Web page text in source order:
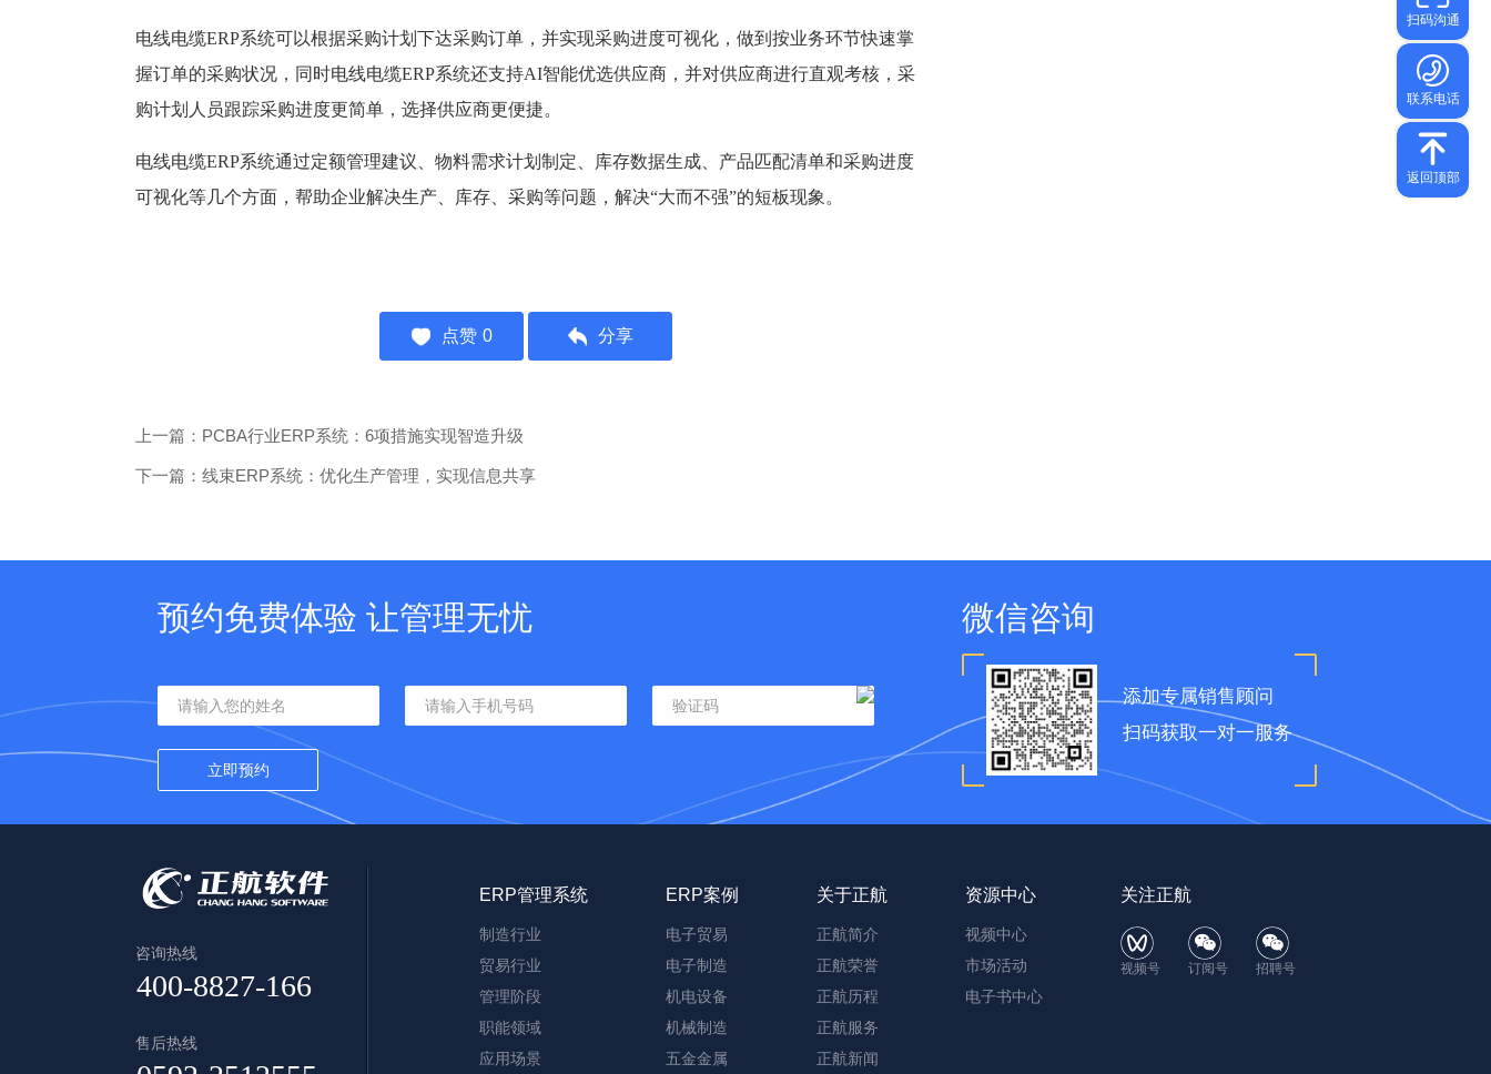
电线电缆ERP系统可以根据采购计划下达采购订单，并实现采购进度可视化，做到按业务环节快速掌
握订单的采购状况，同时电线电缆ERP系统还支持AI智能优选供应商，并对供应商进行直观考核，采
购计划人员跟踪采购进度更简单，选择供应商更便捷。
电线电缆ERP系统通过定额管理建议、物料需求计划制定、库存数据生成、产品匹配清单和采购进度
可视化等几个方面，帮助企业解决生产、库存、采购等问题，解决“大而不强”的短板现象。
点赞 0 分享
上一篇：PCBA行业ERP系统：6项措施实现智造升级
下一篇：线束ERP系统：优化生产管理，实现信息共享
预约免费体验 让管理无忧 微信咨询
添加专属销售顾问
扫码获取一对一服务
咨询热线
售后热线
ERP管理系统
制造行业
贸易行业
管理阶段
职能领域
应用场景
ERP案例
电子贸易
电子制造
机电设备
机械制造
五金金属
关于正航
正航简介
正航荣誉
正航历程
正航服务
正航新闻
资源中心
视频中心
市场活动
电子书中心
关注正航
视频号 订阅号 招聘号